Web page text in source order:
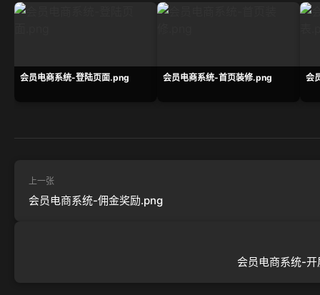
会员电商系统-登陆页面.png 会员电商系统-首页装修.png 会
上一张
会员电商系统-佣金奖励.png
会员电商系统-